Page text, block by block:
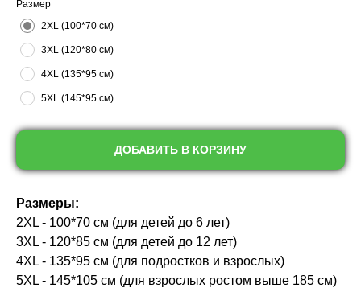
Размер
2XL (100*70 см)
3XL (120*80 см)
4XL (135*95 см)
5XL (145*95 см)
ДОБАВИТЬ В КОРЗИНУ
Размеры:
2XL - 100*70 см (для детей до 6 лет)
3XL - 120*85 см (для детей до 12 лет)
4XL - 135*95 см (для подростков и взрослых)
5XL - 145*105 см (для взрослых ростом выше 185 см)